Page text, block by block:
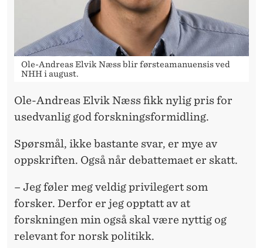
Ole-Andreas Elvik Næss blir førsteamanuensis ved
NHH i august.
Ole-Andreas Elvik Næss fikk nylig pris for
usedvanlig god forskningsformidling.
Spørsmål, ikke bastante svar, er mye av
oppskriften. Også når debattemaet er skatt.
– Jeg føler meg veldig privilegert som
forsker. Derfor er jeg opptatt av at
forskningen min også skal være nyttig og
relevant for norsk politikk.